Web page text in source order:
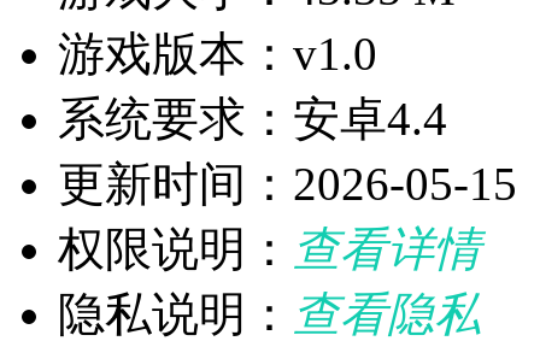
游戏版本：v1.0
系统要求：安卓4.4
更新时间：2026-05-15
权限说明： 查看详情
隐私说明： 查看隐私